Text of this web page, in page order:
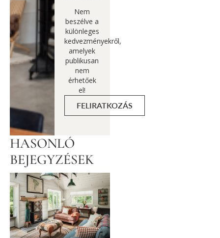
Nem
beszélve a
különleges
kedvezményekről,
amelyek
publikusan
nem
érhetőek
el!
FELIRATKOZÁS
HASONLÓ
BEJEGYZÉSEK